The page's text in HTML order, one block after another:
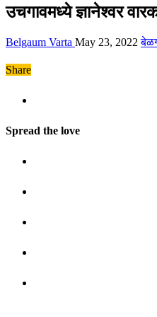
उचगावमध्ये ज्ञानेश्वर
Belgaum Varta May 23, 2022
Share
Spread the love